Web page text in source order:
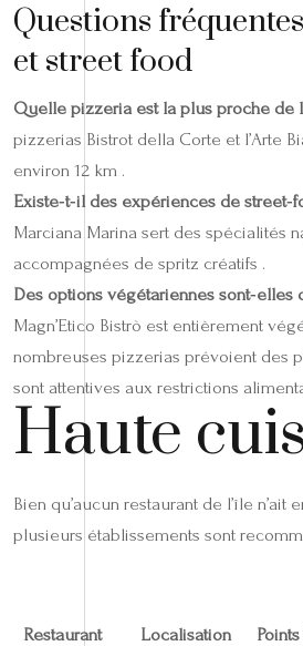
Questions
et street food
Quelle pizzeria est la plus proche de
pizzerias Bistrot della Corte et l’Arte
environ 12 km .
Existe‑t‑il des expériences de
Marciana Marina sert des spécialités
accompagnées de spritz créatifs .
Des options végétariennes sont‑elles
Magn’Etico Bistrò est entièrement
nombreuses pizzerias prévoient des
sont attentives aux restrictions
Haute
Bien qu’aucun restaurant de l’île n’ait
plusieurs établissements sont
Restaurant Localisation